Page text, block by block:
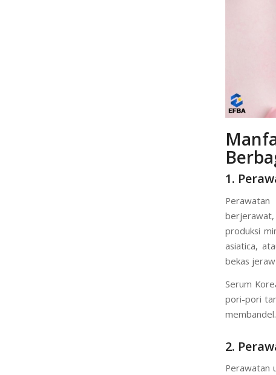
1.
asiatica,
bekas
pori-pori